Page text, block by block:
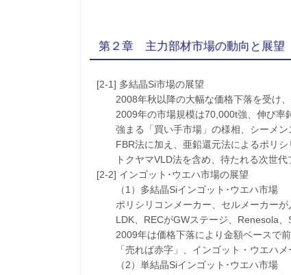
第２章 主力部材市場の動向と展望
[2-1] 多結晶Si市場の展望
2008年秋以降の大幅な価格下落を受け、
2009年の市場規模は70,000t強、伸び率
強まる「買い手市場」の様相、シーメン
FBR法に加え、亜鉛還元法によるポリシ
トクヤマVLD法を含め、待たれる次世代
[2-2] インゴット･ウエハ市場の展望
（1）多結晶Siインゴット･ウエハ市場
ポリシリコンメーカー、セルメーカーが
LDK、RECがGWステージ、Renesola、
2009年は価格下落により金額ベースで
「売れば赤字」、インゴット・ウエハメ
（2）単結晶Siインゴット･ウエハ市場